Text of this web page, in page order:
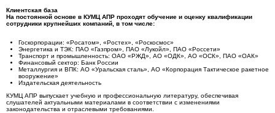
Клиентская база
На постоянной основе в КУМЦ АПР проходят обучение и оценку квалификации
сотрудники крупнейших компаний, в том числе:
Госкорпорации: «Росатом», «Ростех», «Роскосмос»
Энергетика и ТЭК: ПАО «Газпром», ПАО «Лукойл», ПАО «Россети»
Транспорт и промышленность: ОАО «РЖД», АО «ОДК», АО «ОСК», ПАО «ОАК»
Финансовый сектор: Банк России
Металлургия и ВПК: АО «Уральская сталь», АО «Корпорация Тактическое ракетное
вооружение»
Издательская деятельность
КУМЦ АПР выпускает учебную и профессиональную литературу, обеспечивая
слушателей актуальными материалами в соответствии с изменениями
законодательства и отраслевыми требованиями.